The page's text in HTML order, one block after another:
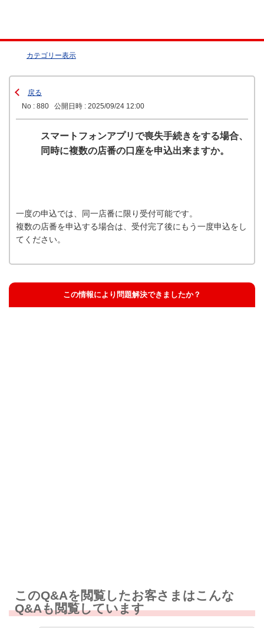
カテゴリー表示
戻る
No : 880
公開日時 : 2025/09/24 12:00
スマートフォンアプリで喪失手続きをする場合、
同時に複数の店番の口座を申込出来ますか。
一度の申込では、同一店番に限り受付可能です。
複数の店番を申込する場合は、受付完了後にもう一度申込をし
てください。
この情報により問題解決できましたか？
このQ&Aを閲覧したお客さまはこんな
Q&Aも閲覧しています